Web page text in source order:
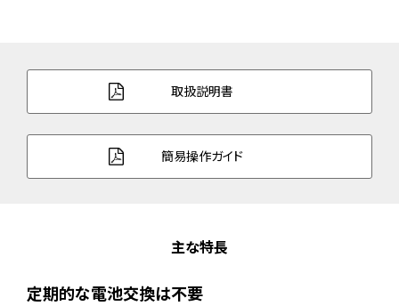
取扱説明書
簡易操作ガイド
主な特長
定期的な電池交換は不要